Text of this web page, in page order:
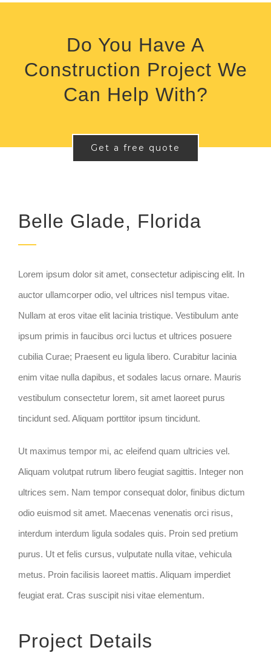
Do You Have A
Construction Project We
Can Help With?
Get a free quote
Belle Glade, Florida
Lorem ipsum dolor sit amet, consectetur adipiscing elit. In
auctor ullamcorper odio, vel ultrices nisl tempus vitae.
Nullam at eros vitae elit lacinia tristique. Vestibulum ante
ipsum primis in faucibus orci luctus et ultrices posuere
cubilia Curae; Praesent eu ligula libero. Curabitur lacinia
enim vitae nulla dapibus, et sodales lacus ornare. Mauris
vestibulum consectetur lorem, sit amet laoreet purus
tincidunt sed. Aliquam porttitor ipsum tincidunt.
Ut maximus tempor mi, ac eleifend quam ultricies vel.
Aliquam volutpat rutrum libero feugiat sagittis. Integer non
ultrices sem. Nam tempor consequat dolor, finibus dictum
odio euismod sit amet. Maecenas venenatis orci risus,
interdum interdum ligula sodales quis. Proin sed pretium
purus. Ut et felis cursus, vulputate nulla vitae, vehicula
metus. Proin facilisis laoreet mattis. Aliquam imperdiet
feugiat erat. Cras suscipit nisi vitae elementum.
Project Details